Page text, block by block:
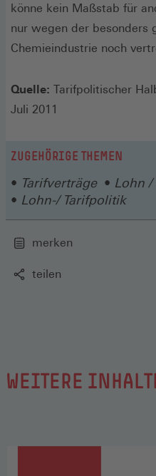
könne kein Maßstab für
nur wegen der besonders
Chemieindustrie noch
Quelle: Tarifpolitischer
Juli 2011
ZUGEHÖRIGE THEMEN
Tarifverträge
Lohn /
Lohn-/ Tarifpolitik
merken
teilen
WEITERE